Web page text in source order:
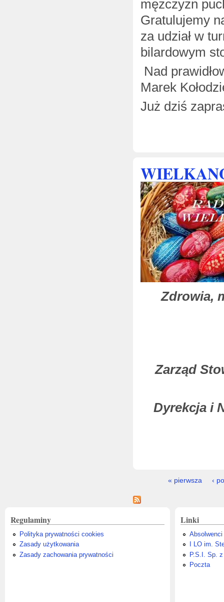
mężczyzn
Gratulujemy
za udział w
bilardowym
Nad
Marek
Już dziś
Zdrowia,
Zarząd
Dyrekcja i
« pierwsza ‹
Regulaminy
Polityka prywatności cookies
Zasady użytkowania
Zasady zachowania prywatności
Linki
Absolwenci
I LO im.
P.S.I. Sp.
Poczta